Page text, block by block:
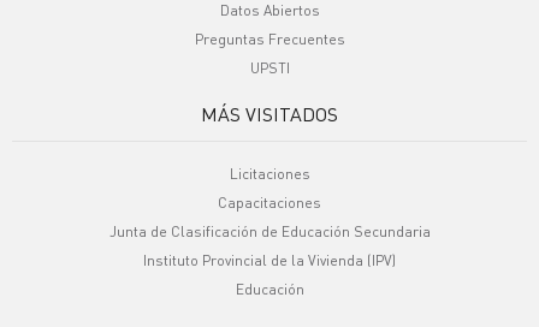
Datos Abiertos
Preguntas Frecuentes
UPSTI
MÁS VISITADOS
Licitaciones
Capacitaciones
Junta de Clasificación de Educación Secundaria
Instituto Provincial de la Vivienda (IPV)
Educación